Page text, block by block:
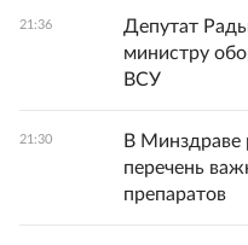
21:36
Депутат
министру
ВСУ
21:30
В Минздраве
перечень
препаратов